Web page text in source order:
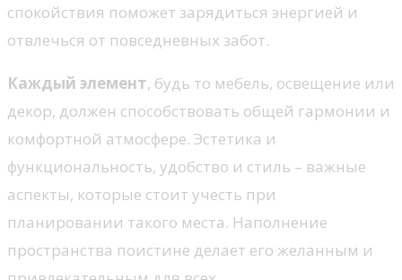
спокойствия поможет зарядиться энергией и
отвлечься от повседневных забот.
Каждый элемент, будь то мебель, освещение или
декор, должен способствовать общей гармонии и
комфортной атмосфере. Эстетика и
функциональность, удобство и стиль – важные
аспекты, которые стоит учесть при
планировании такого места. Наполнение
пространства поистине делает его желанным и